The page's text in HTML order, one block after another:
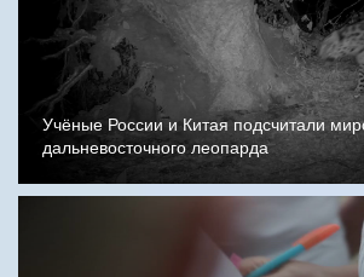
Учёные России и Китая подсчитали
дальневосточного леопарда